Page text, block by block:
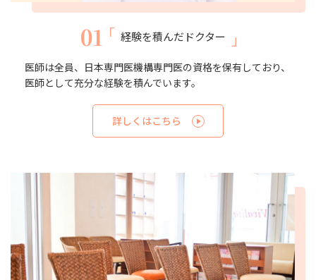
01 経験を積んだドクター
医師は全員、日本専門医機構専門医の資格を保有しており、
医師として充分な経験を積んでいます。
詳しくはこちら